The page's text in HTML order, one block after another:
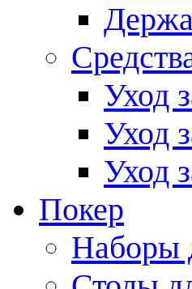
Уход
Уход
Уход
Покер
Наборы